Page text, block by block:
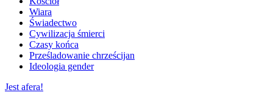
Wiara
Świadectwo
Cywilizacja śmierci
Czasy końca
Prześladowanie chrześcijan
Ideologia gender
Jest afera!